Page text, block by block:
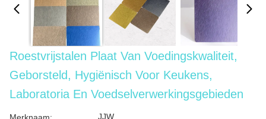
Roestvrijstalen Plaat Van Voedingskwaliteit,
Geborsteld, Hygiënisch Voor Keukens,
Laboratoria En Voedselverwerkingsgebieden
JJW